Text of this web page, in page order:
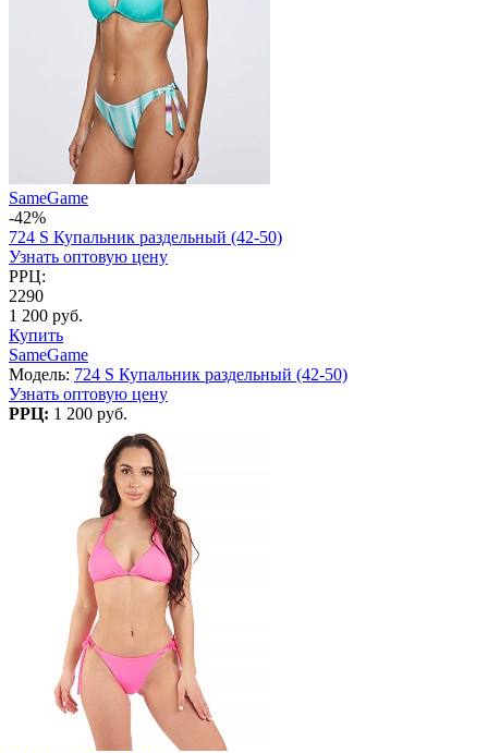
SameGame
-42%
724 S Купальник раздельный (42-50)
Узнать оптовую цену
РРЦ:
2290
1 200 руб.
Купить
SameGame
Модель: 724 S Купальник раздельный (42-50)
Узнать оптовую цену
РРЦ: 1 200 руб.